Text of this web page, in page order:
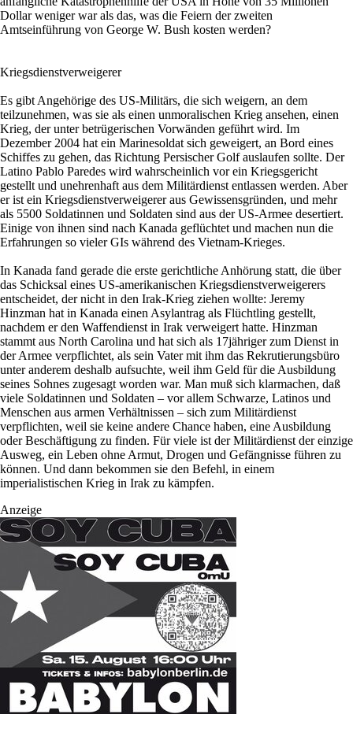
Dollar weniger war als das, was die Feiern der zweiten
Amtseinführung von George W. Bush kosten werden?
Kriegsdienstverweigerer
Es gibt Angehörige des US-Militärs, die sich weigern, an dem
teilzunehmen, was sie als einen unmoralischen Krieg ansehen, einen
Krieg, der unter betrügerischen Vorwänden geführt wird. Im
Dezember 2004 hat ein Marinesoldat sich geweigert, an Bord eines
Schiffes zu gehen, das Richtung Persischer Golf auslaufen sollte. Der
Latino Pablo Paredes wird wahrscheinlich vor ein Kriegsgericht
gestellt und unehrenhaft aus dem Militärdienst entlassen werden. Aber
er ist ein Kriegsdienstverweigerer aus Gewissensgründen, und mehr
als 5500 Soldatinnen und Soldaten sind aus der US-Armee desertiert.
Einige von ihnen sind nach Kanada geflüchtet und machen nun die
Erfahrungen so vieler GIs während des Vietnam-Krieges.
In Kanada fand gerade die erste gerichtliche Anhörung statt, die über
das Schicksal eines US-amerikanischen Kriegsdienstverweigerers
entscheidet, der nicht in den Irak-Krieg ziehen wollte: Jeremy
Hinzman hat in Kanada einen Asylantrag als Flüchtling gestellt,
nachdem er den Waffendienst in Irak verweigert hatte. Hinzman
stammt aus North Carolina und hat sich als 17jähriger zum Dienst in
der Armee verpflichtet, als sein Vater mit ihm das Rekrutierungsbüro
unter anderem deshalb aufsuchte, weil ihm Geld für die Ausbildung
seines Sohnes zugesagt worden war. Man muß sich klarmachen, daß
viele Soldatinnen und Soldaten – vor allem Schwarze, Latinos und
Menschen aus armen Verhältnissen – sich zum Militärdienst
verpflichten, weil sie keine andere Chance haben, eine Ausbildung
oder Beschäftigung zu finden. Für viele ist der Militärdienst der einzige
Ausweg, ein Leben ohne Armut, Drogen und Gefängnisse führen zu
können. Und dann bekommen sie den Befehl, in einem
imperialistischen Krieg in Irak zu kämpfen.
Anzeige